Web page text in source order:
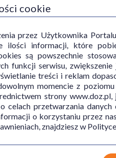
cookie
przez Użytkownika
ilości informacji, które
są powszechnie
funkcji serwisu,
treści i reklam
momencie z
strony
celach przetwarzania
o korzystaniu przez
znajdziesz w